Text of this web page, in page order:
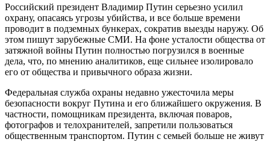
Российский президент Владимир Путин серьезно усилил
охрану, опасаясь угрозы убийства, и все больше времени
проводит в подземных бункерах, сократив выезды наружу. Об
этом пишут зарубежные СМИ. На фоне усталости общества от
затяжной войны Путин полностью погрузился в военные
дела, что, по мнению аналитиков, еще сильнее изолировало
его от общества и привычного образа жизни.
Федеральная служба охраны недавно ужесточила меры
безопасности вокруг Путина и его ближайшего окружения. В
частности, помощникам президента, включая поваров,
фотографов и телохранителей, запретили пользоваться
общественным транспортом. Путин с семьей больше не живут